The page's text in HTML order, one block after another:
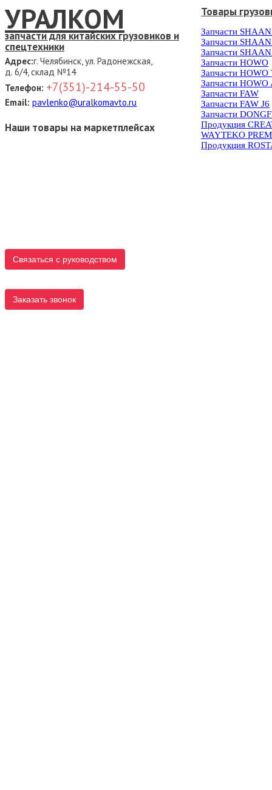
УРАЛКОМ
запчасти для китайских грузовиков и
спецтехники
Адрес:г. Челябинск, ул. Радонежская,
д. 6/4, склад №14
Телефон: +7(351)-214-55-50
Email: pavlenko@uralkomavto.ru
Наши товары на маркетплейсах
Связаться с руководством
Заказать звонок
Товары
Запчасти
Запчасти
Запчасти
Запчасти HOWO
Запчасти HOWO
Запчасти HOWO
Запчасти FAW
Запчасти FAW J6
Запчасти
Продукция
WAYTEKO
Продукция